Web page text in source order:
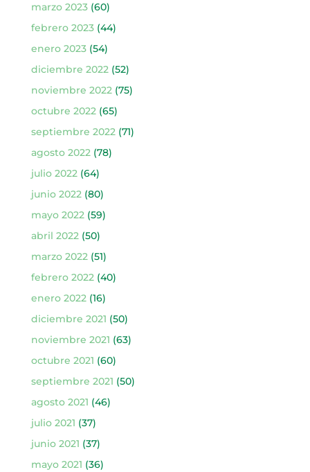
marzo 2023(60)
febrero 2023(44)
enero 2023(54)
diciembre 2022(52)
noviembre 2022(75)
octubre 2022(65)
septiembre 2022(71)
agosto 2022(78)
julio 2022(64)
junio 2022(80)
mayo 2022(59)
abril 2022(50)
marzo 2022(51)
febrero 2022(40)
enero 2022(16)
diciembre 2021 (50)
noviembre 2021 (63)
octubre 2021 (60)
septiembre 2021 (50)
agosto 2021 (46)
julio 2021 (37)
junio 2021 (37)
mayo 2021 (36)